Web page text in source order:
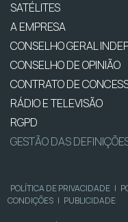
SATÉLITES
A EMPRESA
CONSELHO GERAL
CONSELHO DE OPINIÃO
CONTRATO DE
RÁDIO E TELEVISÃO
RGPD
GESTÃO DAS
POLÍTICA DE PRIVACIDADE |
CONDIÇÕES | PUBLICIDADE